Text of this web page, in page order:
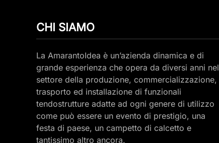
CHI SIAMO
La AmarantoIdea è un’azienda dinamica e di
grande esperienza che opera da diversi anni nel
settore della produzione, commercializzazione,
trasporto ed installazione di funzionali
tendostrutture adatte ad ogni genere di utilizzo
come può essere un evento di prestigio, una
festa di paese, un campetto di calcetto e
tantissimo altro ancora.